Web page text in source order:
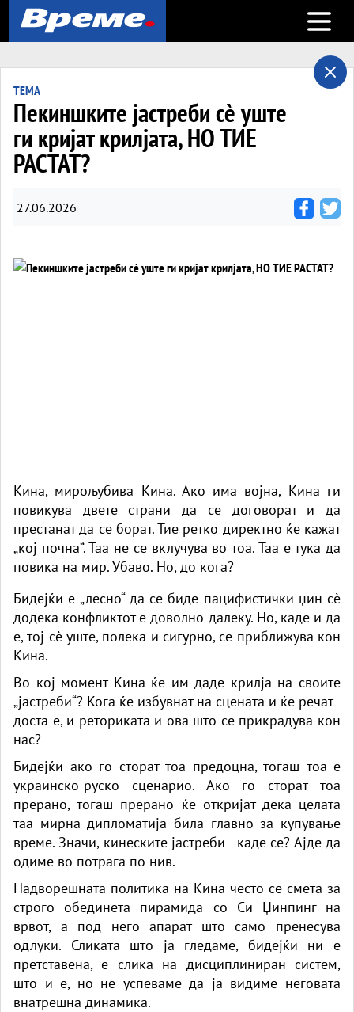
Open
ТЕМА
Пекиншките јастреби сè уште
ги кријат крилјата, НО ТИЕ
РАСТАТ?
27.06.2026
Кина, мирољубива Кина. Ако има војна, Кина ги
повикува двете страни да се договорат и да
престанат да се борат. Тие ретко директно ќе кажат
„кој почна“. Таа не се вклучува во тоа. Таа е тука да
повика на мир. Убаво. Но, до кога?
Бидејќи е „лесно“ да се биде пацифистички џин сè
додека конфликтот е доволно далеку. Но, каде и да
е, тој сè уште, полека и сигурно, се приближува кон
Кина.
Во кој момент Кина ќе им даде крилја на своите
„јастреби“? Кога ќе избувнат на сцената и ќе речат -
доста е, и реториката и ова што се прикрадува кон
нас?
Бидејќи ако го сторат тоа предоцна, тогаш тоа е
украинско-руско сценарио. Ако го сторат тоа
прерано, тогаш прерано ќе откријат дека целата
таа мирна дипломатија била главно за купување
време. Значи, кинеските јастреби - каде се? Ајде да
одиме во потрага по нив.
Надворешната политика на Кина често се смета за
строго обединета пирамида со Си Џинпинг на
врвот, а под него апарат што само пренесува
одлуки. Сликата што ја гледаме, бидејќи ни е
претставена, е слика на дисциплиниран систем,
што и е, но не успеваме да ја видиме неговата
внатрешна динамика.